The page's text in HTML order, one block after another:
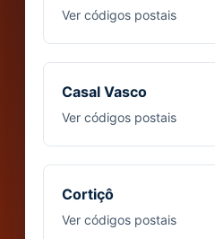
Ver códigos postais
Casal Vasco
Ver códigos postais
Cortiçô
Ver códigos postais